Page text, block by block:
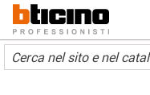
Skip to main content
Main navigation